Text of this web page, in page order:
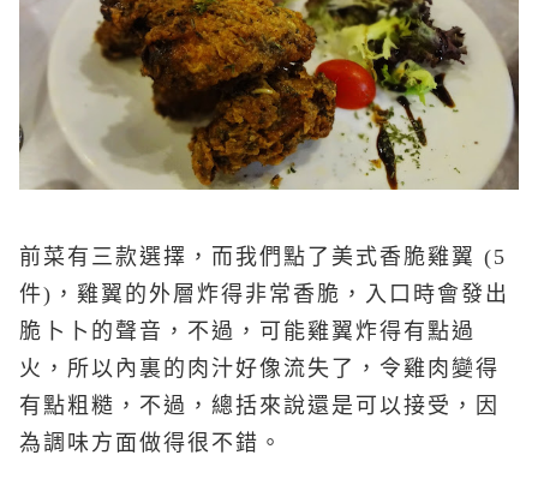
前菜有三款選擇，而我們點了美式香脆雞翼 (5
件)，雞翼的外層炸得非常香脆，入口時會發出
脆卜卜的聲音，不過，可能雞翼炸得有點過
火，所以內裏的肉汁好像流失了，令雞肉變得
有點粗糙，不過，總括來說還是可以接受，因
為調味方面做得很不錯。